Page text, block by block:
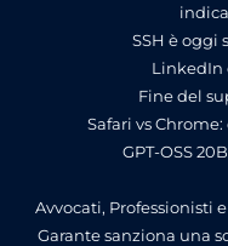
SSH è oggi
LinkedIn
Fine del
Safari vs
GPT-OSS
Avvocati, Professionisti
Garante sanziona una